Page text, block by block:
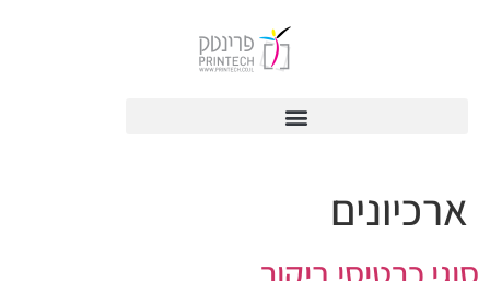
ארכיונים